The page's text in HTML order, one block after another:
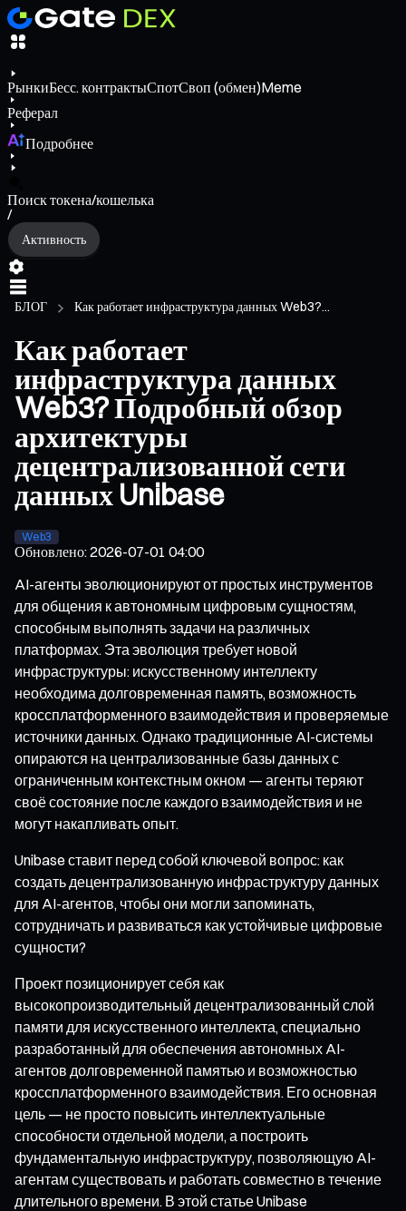
РынкиБесс. контрактыСпотСвоп (обмен)Meme
Реферал
Подробнее
Поиск токена/кошелька
/
Активность
БЛОГ Как работает инфраструктура данных Web3?...
Как работает
инфраструктура данных
Web3? Подробный обзор
архитектуры
децентрализованной сети
данных Unibase
Web3
Обновлено:2026-07-01 04:00
AI-агенты эволюционируют от простых инструментов
для общения к автономным цифровым сущностям,
способным выполнять задачи на различных
платформах. Эта эволюция требует новой
инфраструктуры: искусственному интеллекту
необходима долговременная память, возможность
кроссплатформенного взаимодействия и проверяемые
источники данных. Однако традиционные AI-системы
опираются на централизованные базы данных с
ограниченным контекстным окном — агенты теряют
своё состояние после каждого взаимодействия и не
могут накапливать опыт.
Unibase ставит перед собой ключевой вопрос: как
создать децентрализованную инфраструктуру данных
для AI-агентов, чтобы они могли запоминать,
сотрудничать и развиваться как устойчивые цифровые
сущности?
Проект позиционирует себя как
высокопроизводительный децентрализованный слой
памяти для искусственного интеллекта, специально
разработанный для обеспечения автономных AI-
агентов долговременной памятью и возможностью
кроссплатформенного взаимодействия. Его основная
цель — не просто повысить интеллектуальные
способности отдельной модели, а построить
фундаментальную инфраструктуру, позволяющую AI-
агентам существовать и работать совместно в течение
длительного времени. В этой статье Unibase